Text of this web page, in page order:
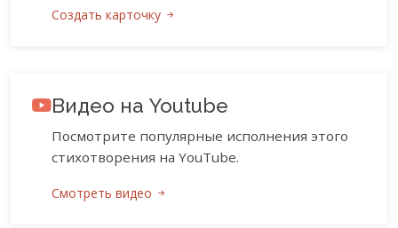
Создать карточку
Видео на Youtube
Посмотрите популярные исполнения этого
стихотворения на YouTube.
Смотреть видео